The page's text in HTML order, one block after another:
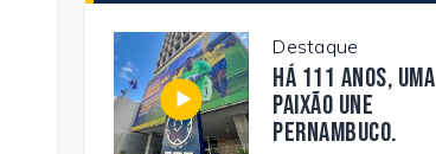
Destaque
Há 111 anos, uma
paixão une
Pernambuco.